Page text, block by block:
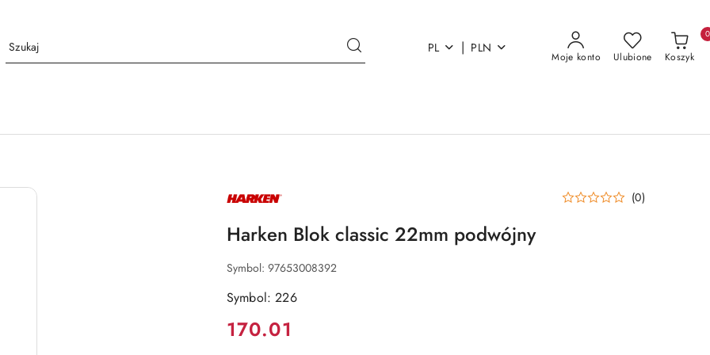
PL | PLN
Moje konto Ulubione Koszyk
0
NAZWA
PRODUCENTA: (0)
Harken Blok classic 22mm podwójny
Symbol: 97653008392
Symbol: 226
Cena:
170.01